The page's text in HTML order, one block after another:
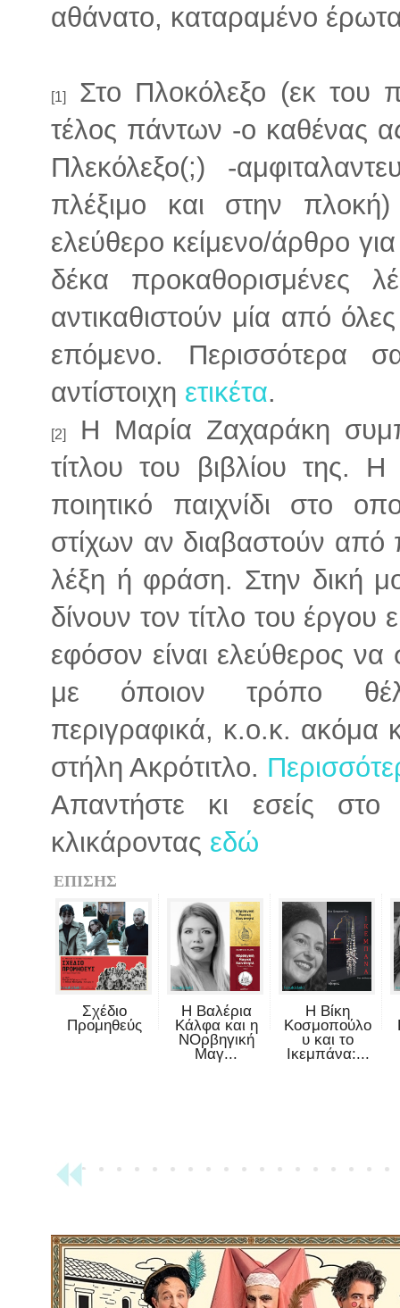
αθάνατο, καταραμένο
[1]
Στο Πλοκόλεξο (εκ του
τέλος πάντων -ο καθένας
Πλεκόλεξο(;) -
πλέξιμο και στην
ελεύθερο κείμενο/άρθρο
δέκα προκαθορισμένες
αντικαθιστούν μία από
επόμενο. Περισσότερα
αντίστοιχη ετικέτα.
[2]
Η Μαρία Ζαχαράκη
τίτλου του βιβλίου της. Η
ποιητικό παιχνίδι στο
στίχων αν διαβαστούν
λέξη ή φράση. Στην δική
δίνουν τον τίτλο του έργου
εφόσον είναι ελεύθερος
με όποιον τρόπο
περιγραφικά, κ.ο.κ. ακόμα
στήλη Ακρότιτλο.
Απαντήστε κι εσείς
κλικάροντας εδώ
ΕΠΙΣΗΣ
Σχέδιο
Προμηθεύς
Η Βαλέρια
Κάλφα και η
ΝΟρβηγική
Μαγ...
Η Βίκη
Κοσμοπούλο
υ και το
Ικεμπάνα:...